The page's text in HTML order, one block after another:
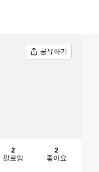
공유하기
2
팔로잉
2
좋아요